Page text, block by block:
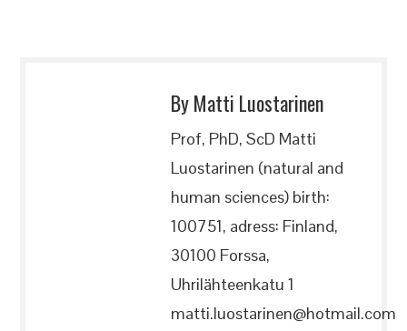
By Matti Luostarinen
Prof, PhD, ScD Matti
Luostarinen (natural and
human sciences) birth:
100751, adress: Finland,
30100 Forssa,
Uhrilähteenkatu 1
matti.luostarinen@hotmail.com